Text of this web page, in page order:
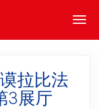
拉比法
3展厅